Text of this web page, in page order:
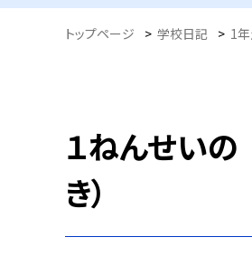
トップページ > 学校日記 > 1
１ねんせい
き）